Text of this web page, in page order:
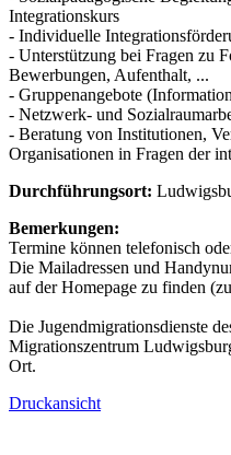
Integrationskurs
- Individuelle
- Unterstützung bei Fragen zu
Bewerbungen, Aufenthalt, ...
- Gruppenangebote
- Netzwerk- und
- Beratung von Institutionen,
Organisationen in Fragen der
Durchführungsort:
Bemerkungen:
Termine können telefonisch
Die Mailadressen und
auf der Homepage zu finden
Die Jugendmigrationsdienste
Migrationszentrum
Ort.
Druckansicht